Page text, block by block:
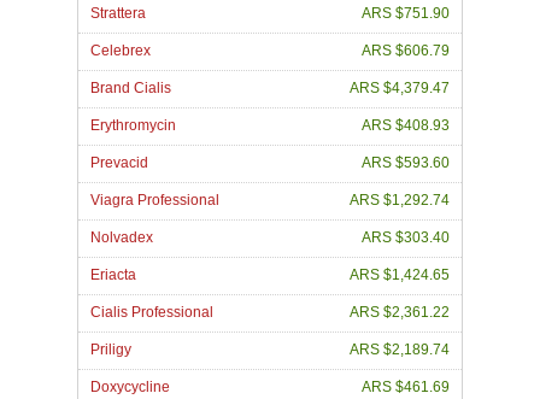
Strattera ARS $751.90
Celebrex ARS $606.79
Brand Cialis ARS $4,379.47
Erythromycin ARS $408.93
Prevacid ARS $593.60
Viagra Professional ARS $1,292.74
Nolvadex ARS $303.40
Eriacta ARS $1,424.65
Cialis Professional ARS $2,361.22
Priligy ARS $2,189.74
Doxycycline ARS $461.69